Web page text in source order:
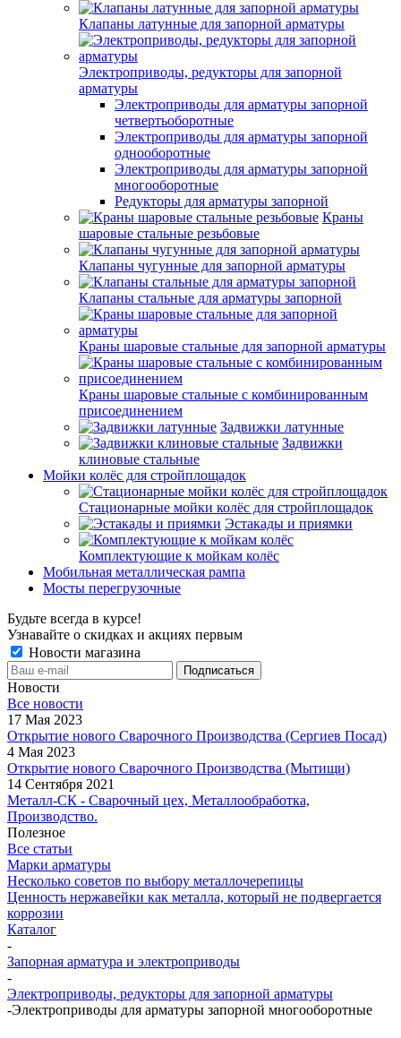
Клапаны латунные для запорной арматуры
Электроприводы, редукторы для запорной
арматуры
Электроприводы для арматуры запорной
четвертьоборотные
Электроприводы для арматуры запорной
однооборотные
Электроприводы для арматуры запорной
многооборотные
Редукторы для арматуры запорной
Краны
шаровые стальные резьбовые
Клапаны чугунные для запорной арматуры
Клапаны стальные для арматуры запорной
Краны шаровые стальные для запорной арматуры
Краны шаровые стальные с комбинированным
присоединением
Задвижки латунные
Задвижки
клиновые стальные
Мойки колёс для стройплощадок
Стационарные мойки колёс для стройплощадок
Эстакады и приямки
Комплектующие к мойкам колёс
Мобильная металлическая рампа
Мосты перегрузочные
Будьте всегда в курсе!
Узнавайте о скидках и акциях первым
Новости магазина
Новости
Все новости
17 Мая 2023
Открытие нового Сварочного Производства (Сергиев Посад)
4 Мая 2023
Открытие нового Сварочного Производства (Мытищи)
14 Сентября 2021
Металл-СК - Сварочный цех, Металлообработка,
Производство.
Полезное
Все статьи
Марки арматуры
Несколько советов по выбору металлочерепицы
Ценность нержавейки как металла, который не подвергается
коррозии
Каталог
-
Запорная арматура и электроприводы
-
Электроприводы, редукторы для запорной арматуры
-Электроприводы для арматуры запорной многооборотные